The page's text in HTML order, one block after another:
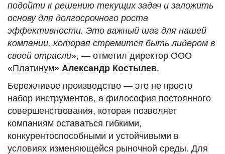
подойти к решению текущих задач и заложить
основу для долгосрочного роста
эффективности. Это важный шаг для нашей
компании, которая стремится быть лидером в
своей отрасли», — отметил директор ООО
«Платинум» Александр Костылев.
Бережливое производство — это не просто
набор инструментов, а философия постоянного
совершенствования, которая позволяет
компаниям оставаться гибкими,
конкурентоспособными и устойчивыми в
условиях изменяющейся рыночной среды. Для